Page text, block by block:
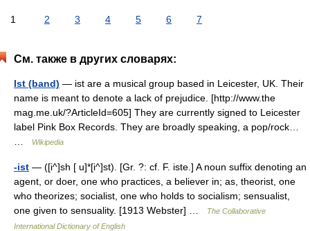
1 2 3 4 5 6 7
См. также в других словарях:
Ist (band) — ist are a musical group based in Leicester, UK. Their
name is meant to denote a lack of prejudice. [http://www.the
mag.me.uk/?ArticleId=605] They are currently signed to Leicester
label Pink Box Records. They are broadly speaking, a pop/rock…
Wikipedia
-ist — ([i^]sh [ u]*[i^]st). [Gr. ?: cf. F. iste.] A noun suffix denoting an
agent, or doer, one who practices, a believer in; as, theorist, one
who theorizes; socialist, one who holds to socialism; sensualist,
one given to sensuality. [1913 Webster] …
The Collaborative
International Dictionary of English